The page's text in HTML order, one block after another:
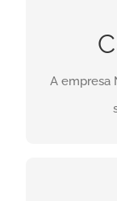
A empresa